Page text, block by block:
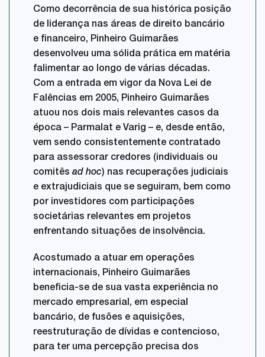
Como decorrência de sua histórica posição
de liderança nas áreas de direito bancário
e financeiro, Pinheiro Guimarães
desenvolveu uma sólida prática em matéria
falimentar ao longo de várias décadas.
Com a entrada em vigor da Nova Lei de
Falências em 2005, Pinheiro Guimarães
atuou nos dois mais relevantes casos da
época – Parmalat e Varig – e, desde então,
vem sendo consistentemente contratado
para assessorar credores (individuais ou
comitês ad hoc) nas recuperações judiciais
e extrajudiciais que se seguiram, bem como
por investidores com participações
societárias relevantes em projetos
enfrentando situações de insolvência.
Acostumado a atuar em operações
internacionais, Pinheiro Guimarães
beneficia-se de sua vasta experiência no
mercado empresarial, em especial
bancário, de fusões e aquisições,
reestruturação de dívidas e contencioso,
para ter uma percepção precisa dos